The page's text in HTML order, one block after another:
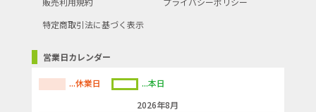
特定商取引法に基づく表示
営業日カレンダー
...休業日
...本日
2026年8月